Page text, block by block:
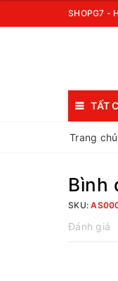
SHOPG7 -
TẤT
Trang chủ
Bình
SKU:
Đánh giá